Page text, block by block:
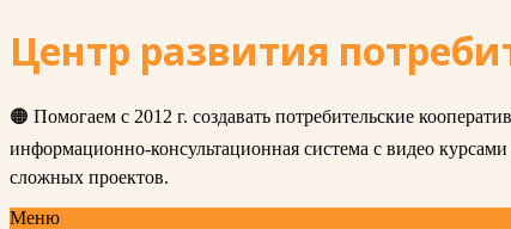
Центр развития
🟠 Помогаем с 2012 г. создавать потребительские
информационно-консультационная система с видео
сложных проектов.
Меню